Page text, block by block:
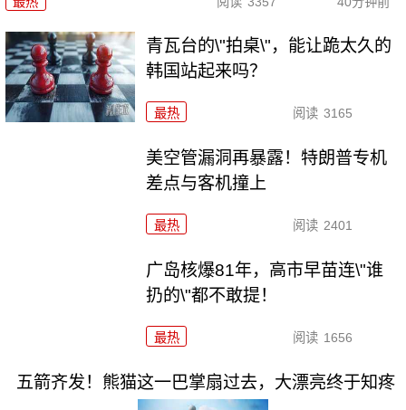
青瓦台的\"拍桌\"，能让跪太久的
韩国站起来吗？
最热 阅读 3165
美空管漏洞再暴露！特朗普专机
差点与客机撞上
最热 阅读 2401
广岛核爆81年，高市早苗连\"谁
扔的\"都不敢提！
最热 阅读 1656
五箭齐发！熊猫这一巴掌扇过去，大漂亮终于知疼